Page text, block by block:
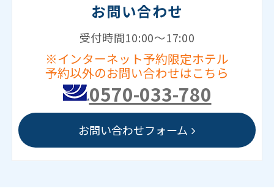
お問い合わせ
受付時間10:00～17:00
※インターネット予約限定ホテル
予約以外のお問い合わせはこちら
0570-033-780
お問い合わせフォーム